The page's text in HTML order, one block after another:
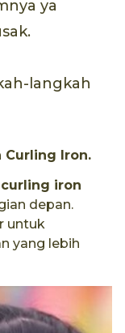
ya
langkah
Curling Iron.
curling iron
depan.
untuk
yang lebih